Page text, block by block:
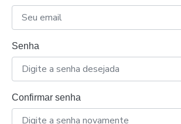
Senha
Confirmar senha